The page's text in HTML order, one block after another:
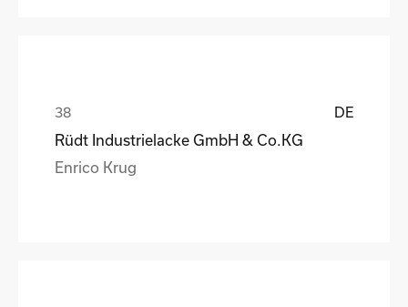
DE
Rüdt Industrielacke GmbH & Co.KG
Enrico Krug